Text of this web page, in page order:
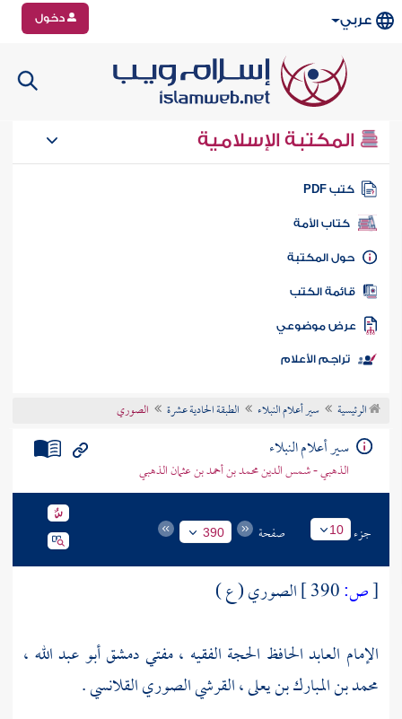
عربي دخول
المكتبة الإسلامية
كتب PDF
كتاب الأمة
المكتبة
الكتب
موضوعي
تراجم الأعلام
الرئيسية سير أعلام النبلاء الطبقة الحادية عشرة الصوري
سير أعلام النبلاء
الذهبي - شمس الدين محمد بن أحمد بن عثمان الذهبي
جزء 10 صفحة 390
[ص:
الصوري ( ع )
الإمام العابد الحافظ الحجة الفقيه ، مفتيدمشقأبو عبد الله ،
محمد بن المبارك بن يعلى ، القرشي الصوري القلانسي .